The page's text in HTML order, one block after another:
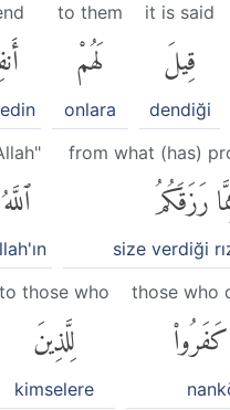
it is said
قِيلَ
dendiği
to them
لَهُمْ
onlara
from what (has)
رَزَقَكُمُ
size verdiği
ٱللَّهُ
those who
to those who
لِلَّذِينَ
kimselere